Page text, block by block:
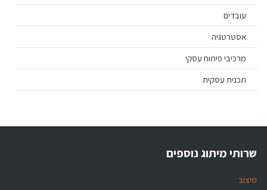
עובדים
אסטרטגיה
מרכיבי פיתוח עסקי
תכנית עסקית
שרותי מיתוג נוספים
מיצוב